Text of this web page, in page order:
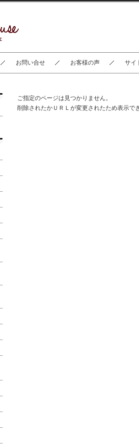
お問い合せ お客様の声 サイ
ご指定のページは見つかりません。
削除されたかＵＲＬが変更されたため表示で